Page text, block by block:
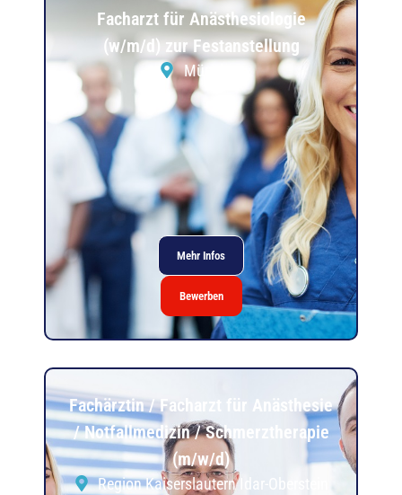
Facharzt für Anästhesiologie
(w/m/d) zur Festanstellung
München
Mehr Infos
Bewerben
Fachärztin / Facharzt für Anästhesie
/ Notfallmedizin / Schmerztherapie
(m/w/d)
Region Kaiserslautern Idar-Oberstein